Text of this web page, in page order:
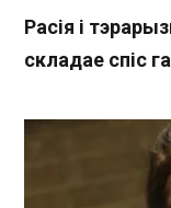
Расія і
складае спіс